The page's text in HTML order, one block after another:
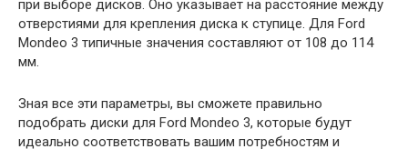
при выборе дисков. Оно указывает на расстояние между
отверстиями для крепления диска к ступице. Для Ford
Mondeo 3 типичные значения составляют от 108 до 114
мм.
Зная все эти параметры, вы сможете правильно
подобрать диски для Ford Mondeo 3, которые будут
идеально соответствовать вашим потребностям и